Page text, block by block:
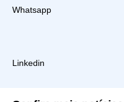
Whatsapp
Linkedin